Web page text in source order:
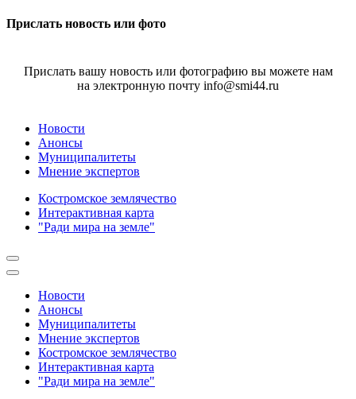
Прислать новость или фото
Прислать вашу новость или фотографию вы можете нам
на электронную почту info@smi44.ru
Новости
Анонсы
Муниципалитеты
Мнение экспертов
Костромское землячество
Интерактивная карта
"Ради мира на земле"
Новости
Анонсы
Муниципалитеты
Мнение экспертов
Костромское землячество
Интерактивная карта
"Ради мира на земле"